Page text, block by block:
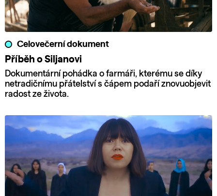
Celovečerní dokument
Příběh o Siljanovi
Dokumentární pohádka o farmáři, kterému se díky
netradičnímu přátelství s čápem podaří znovuobjevit
radost ze života.